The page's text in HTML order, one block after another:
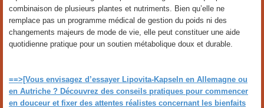
combinaison de plusieurs plantes et nutriments. Bien qu’elle ne
remplace pas un programme médical de gestion du poids ni des
changements majeurs de mode de vie, elle peut constituer une aide
quotidienne pratique pour un soutien métabolique doux et durable.
==>[Vous envisagez d’essayer Lipovita-Kapseln en Allemagne ou
en Autriche ? Découvrez des conseils pratiques pour commencer
en douceur et fixer des attentes réalistes concernant les bienfaits